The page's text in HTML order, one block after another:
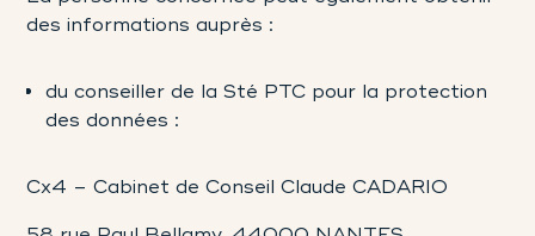
des informations auprès :
du conseiller de la Sté PTC pour la protection
des données :
Cx4 – Cabinet de Conseil Claude CADARIO